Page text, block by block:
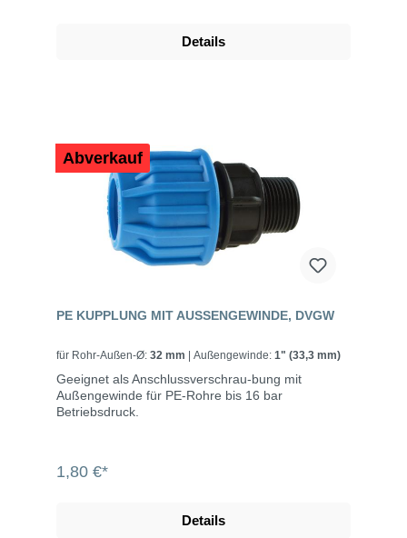
Details
Abverkauf
PE KUPPLUNG MIT AUSSENGEWINDE, DVGW
für Rohr-Außen-Ø: 32 mm | Außengewinde: 1" (33,3 mm)
Geeignet als Anschlussverschrau-bung mit
Außengewinde für PE-Rohre bis 16 bar
Betriebsdruck.
1,80 €*
Details